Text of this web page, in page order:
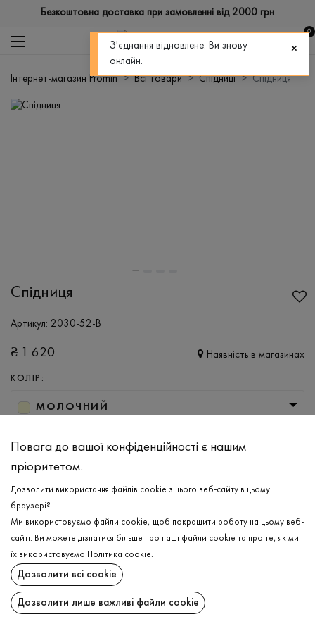
Безкоштовна доставка при замовленні від 2000 грн
0
Інтернет-магазин Promin Всі товари Спідниці Спідниця
Спідниця
Артикул: 2030-52-B
₴ 1 620 Наявність в магазинах
КОЛІР:
МОЛОЧНИЙ
XS/S
ОБЕРІТЬ РОЗМІР
Спідниця
ДОДАТИ ДО КОШИКА
ОПИС
Повага до вашої конфіденційності є нашим
пріоритетом.
Дозволити використання файлів cookie з цього веб-сайту в цьому
браузері?
Ми використовуємо файли cookie, щоб покращити роботу на цьому веб-
сайті. Ви можете дізнатися більше про наші файли cookie та про те, як ми
їх використовуємо
Політика cookie.
Дозволити всі cookie
Дозволити лише важливі файли cookie
З'єднання відновлене. Ви знову
онлайн.